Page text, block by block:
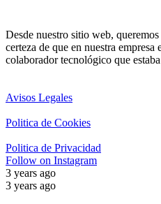
Desde nuestro sitio web,
certeza de que en nuestra
colaborador tecnológico que
Avisos Legales
Politica de Cookies
Politica de Privacidad
Follow on Instagram
3 years ago
3 years ago